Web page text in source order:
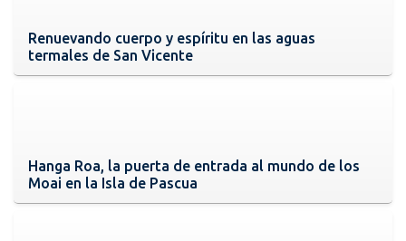
Renuevando cuerpo y espíritu en las aguas
termales de San Vicente
Hanga Roa, la puerta de entrada al mundo de los
Moai en la Isla de Pascua